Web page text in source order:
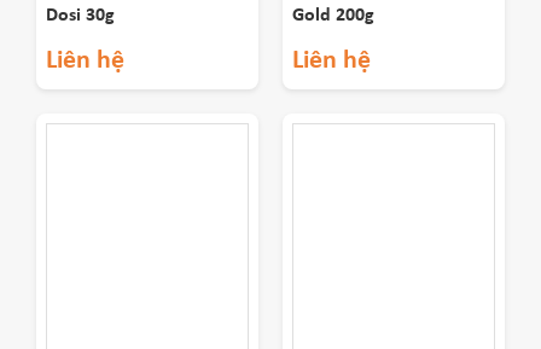
Dosi 30g
Liên hệ
Gold 200g
Liên hệ